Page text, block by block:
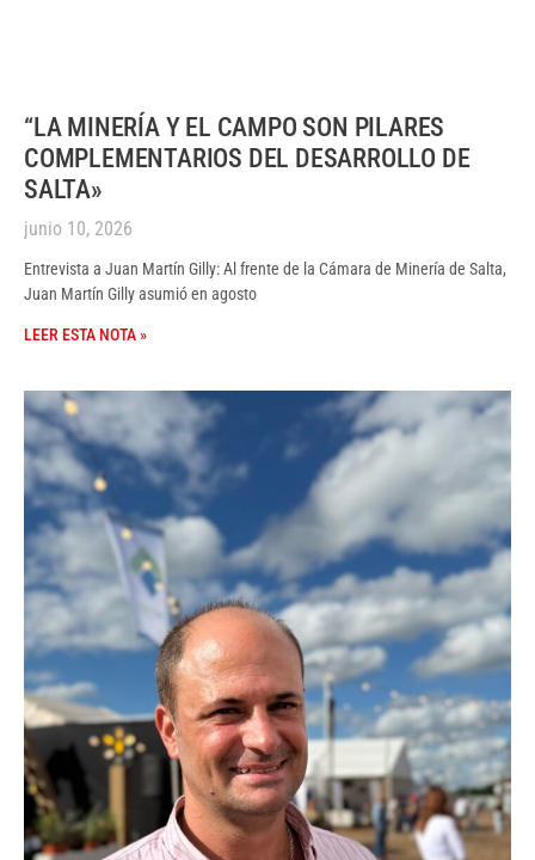
“LA MINERÍA Y EL CAMPO SON PILARES
COMPLEMENTARIOS DEL DESARROLLO DE
SALTA»
junio 10, 2026
Entrevista a Juan Martín Gilly: Al frente de la Cámara de Minería de Salta,
Juan Martín Gilly asumió en agosto
LEER ESTA NOTA »